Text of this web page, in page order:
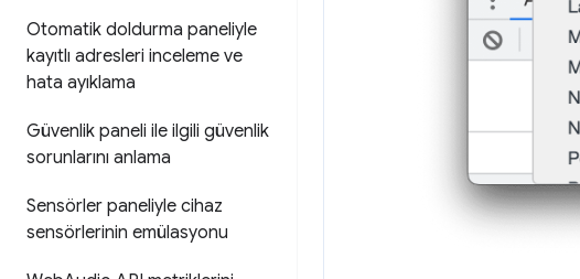
Otomatik doldurma paneliyle
kayıtlı adresleri inceleme ve
hata ayıklama
Güvenlik paneli ile ilgili güvenlik
sorunlarını anlama
Sensörler paneliyle cihaz
sensörlerinin emülasyonu